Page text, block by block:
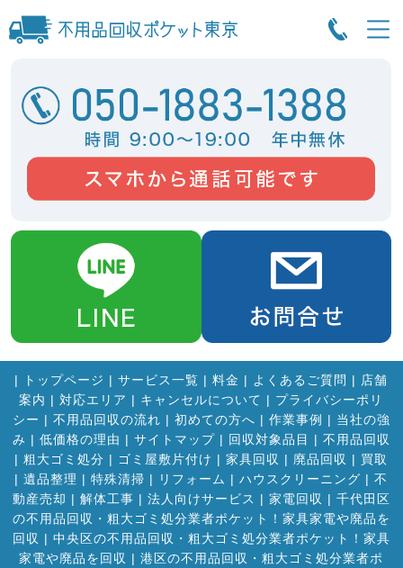
| トップページ | サービス一覧 | 料金 | よくあるご質問 | 店舗
案内 | 対応エリア | キャンセルについて | プライバシーポリ
シー | 不用品回収の流れ | 初めての方へ | 作業事例 | 当社の強
み | 低価格の理由 | サイトマップ| 回収対象品目 | 不用品回収
| 粗大ゴミ処分 | ゴミ屋敷片付け | 家具回収 | 廃品回収 | 買取
| 遺品整理 | 特殊清掃 | リフォーム | ハウスクリーニング | 不
動産売却 | 解体工事 | 法人向けサービス | 家電回収 | 千代田区
の不用品回収・粗大ゴミ処分業者ポケット！家具家電や廃品を
回収 | 中央区の不用品回収・粗大ゴミ処分業者ポケット！家具
家電や廃品を回収 | 港区の不用品回収・粗大ゴミ処分業者ポ